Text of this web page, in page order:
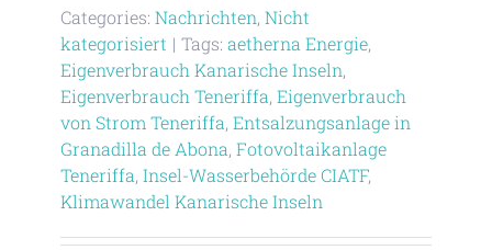
Categories: Nachrichten, Nicht
kategorisiert | Tags: aetherna Energie,
Eigenverbrauch Kanarische Inseln,
Eigenverbrauch Teneriffa, Eigenverbrauch
von Strom Teneriffa, Entsalzungsanlage in
Granadilla de Abona, Fotovoltaikanlage
Teneriffa, Insel-Wasserbehörde CIATF,
Klimawandel Kanarische Inseln